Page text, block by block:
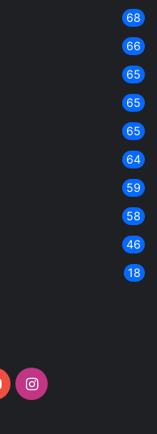
68
66
65
65
65
64
59
58
46
18
YouTubeInstagram